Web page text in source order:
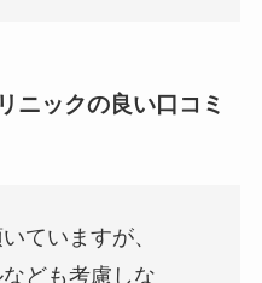
ニックの良い口コミ
ていますが、
ども考慮しな